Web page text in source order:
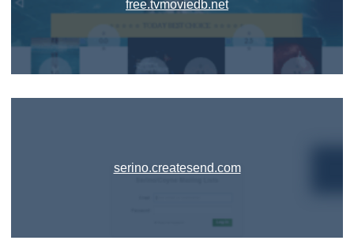
free.tvmoviedb.net
serino.createsend.com